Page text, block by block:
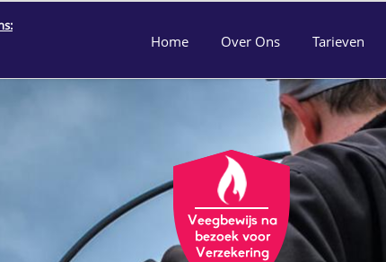
Home Over Ons Tarieven